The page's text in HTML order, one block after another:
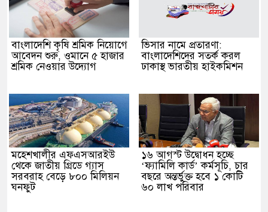
বাংলাদেশি কৃষি শ্রমিক নিয়োগে
আবেদন শুরু, ওমানে ৫ হাজার
শ্রমিক নেওয়ার উদ্যোগ
ভিসার নামে প্রতারণা:
বাংলাদেশিদের সতর্ক করল
ঢাকাস্থ ভারতীয় হাইকমিশন
মহেশখালীর এফএসআরইউ
থেকে জাতীয় গ্রিডে গ্যাস
সরবরাহ বেড়ে ৮০০ মিলিয়ন
ঘনফুট
১৬ আগস্ট উদ্বোধন হচ্ছে
‘ফ্যামিলি কার্ড’ কর্মসূচি, চার
বছরে অন্তর্ভুক্ত হবে ১ কোটি
৬০ লাখ পরিবার